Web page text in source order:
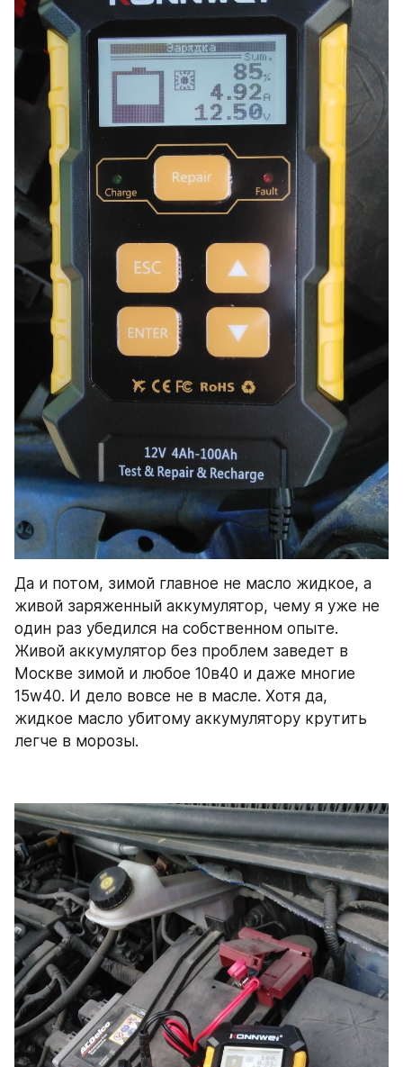
Да и потом, зимой главное не масло жидкое, а
живой заряженный аккумулятор, чему я уже не
один раз убедился на собственном опыте.
Живой аккумулятор без проблем заведет в
Москве зимой и любое 10в40 и даже многие
15w40. И дело вовсе не в масле. Хотя да,
жидкое масло убитому аккумулятору крутить
легче в морозы.